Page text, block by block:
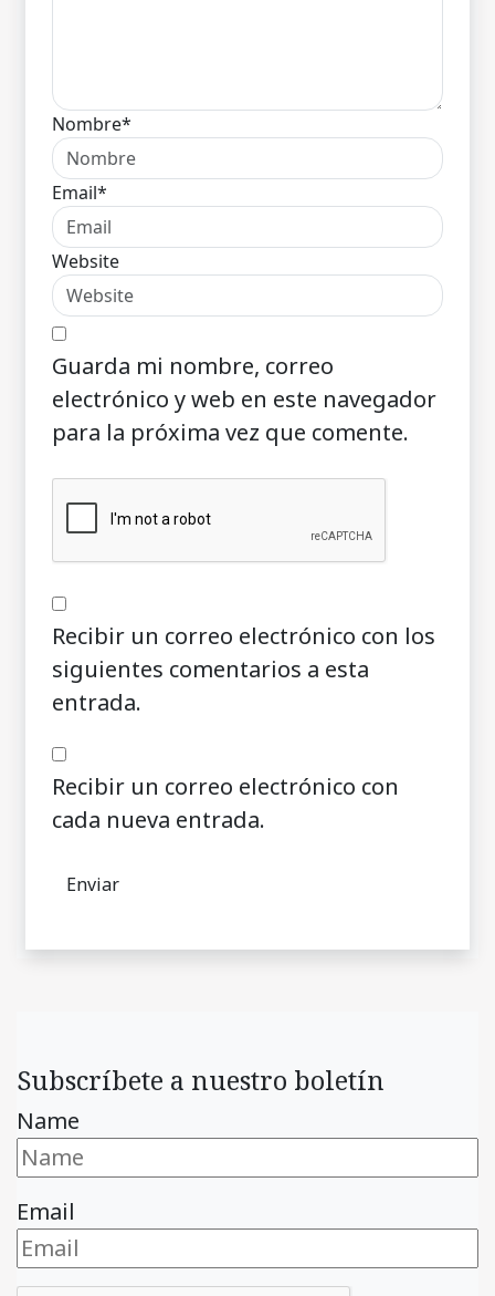
Nombre*
Email*
Website
Guarda mi nombre, correo
electrónico y web en este navegador
para la próxima vez que comente.
Recibir un correo electrónico con los
siguientes comentarios a esta
entrada.
Recibir un correo electrónico con
cada nueva entrada.
Subscríbete a nuestro boletín
Name
Email